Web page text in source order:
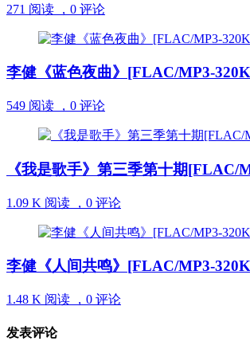
271 阅读 ， 0 评论
李健《蓝色夜曲》[FLAC/MP3-
549 阅读 ， 0 评论
《我是歌手》第三季第十期[FLAC/
1.09 K 阅读 ， 0 评论
李健《人间共鸣》[FLAC/MP3-
1.48 K 阅读 ， 0 评论
发表评论